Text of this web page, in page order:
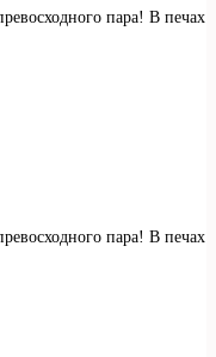
пара! В печах
пара! В печах